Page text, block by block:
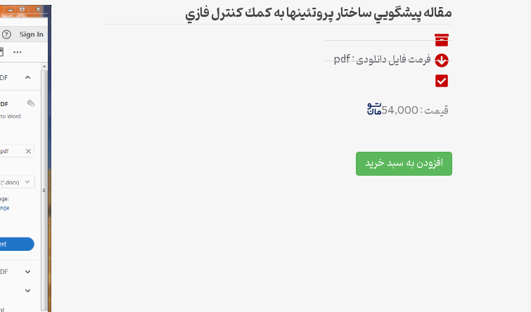
مقاله پيشگويي ساختار پروتئينها به كمك كنترل فازي
فرمت فایل دانلودی : pdf
قیمت : 54,000
افزودن به سبد خرید